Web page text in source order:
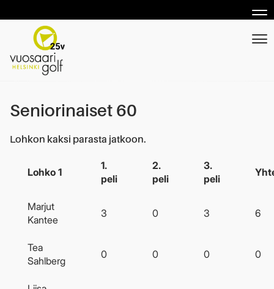
Seniorinaiset 60
Lohkon kaksi parasta jatkoon.
Lohko 1
1.
peli
2.
peli
3.
peli
Marjut
Kantee
3 0 3 6
Tea
Sahlberg
0 0 0 0